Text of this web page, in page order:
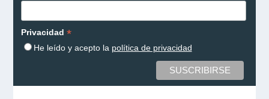
Privacidad *
He leído y acepto la política de privacidad